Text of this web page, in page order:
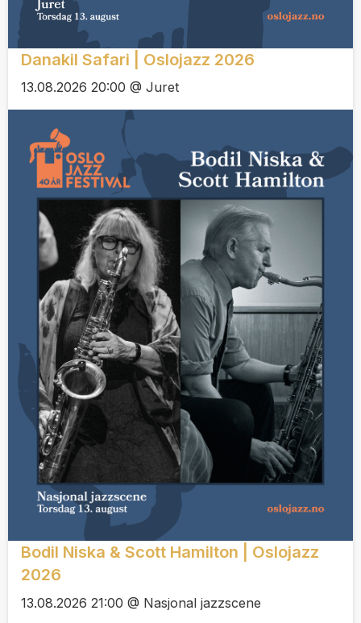
Danakil Safari | Oslojazz 2026
13.08.2026 20:00 @ Juret
Bodil Niska & Scott Hamilton | Oslojazz
2026
13.08.2026 21:00 @ Nasjonal jazzscene